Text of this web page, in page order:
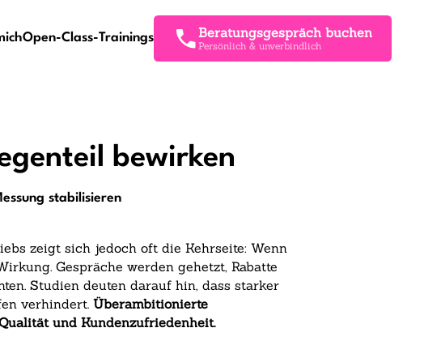
Open-Class-Trainings Beratungsgespräch buchen
Persönlich & unverbindlich
bewirken
stabilisieren
zeigt sich jedoch oft die Kehrseite: Wenn
Gespräche werden gehetzt, Rabatte
Studien deuten darauf hin, dass starker
verhindert.Überambitionierte
und Kundenzufriedenheit.